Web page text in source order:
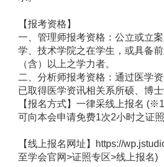
【报考资格】
一、管理师报考资格：公立或立
学、技术学院之在学生，或具备
（含）以上之学力者。
二、分析师报考资格：通过医学
已取得医学资讯相关系所硕、博士
【报名方式】一律采线上报名
可向本会申请免费1次2小时之证
【线上报名网址】https://
至学会官网>证照专区>线上报名)